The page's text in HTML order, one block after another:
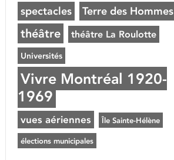
spectacles Terre des Hommes
théâtre théâtre La Roulotte
Universités
Vivre Montréal 1920-
1969
vues aériennes Île Sainte-Hélène
élections municipales